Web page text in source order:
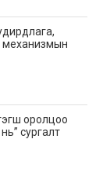
механизмын
оролцоо
сургалт